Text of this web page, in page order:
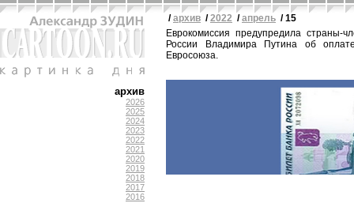
архив
2026
2025
2024
2023
2022
2021
2020
2019
2018
2017
2016
/архив /2022 /апрель / 15
Еврокомиссия предупредила
России Владимира Путина об
Евросоюза.